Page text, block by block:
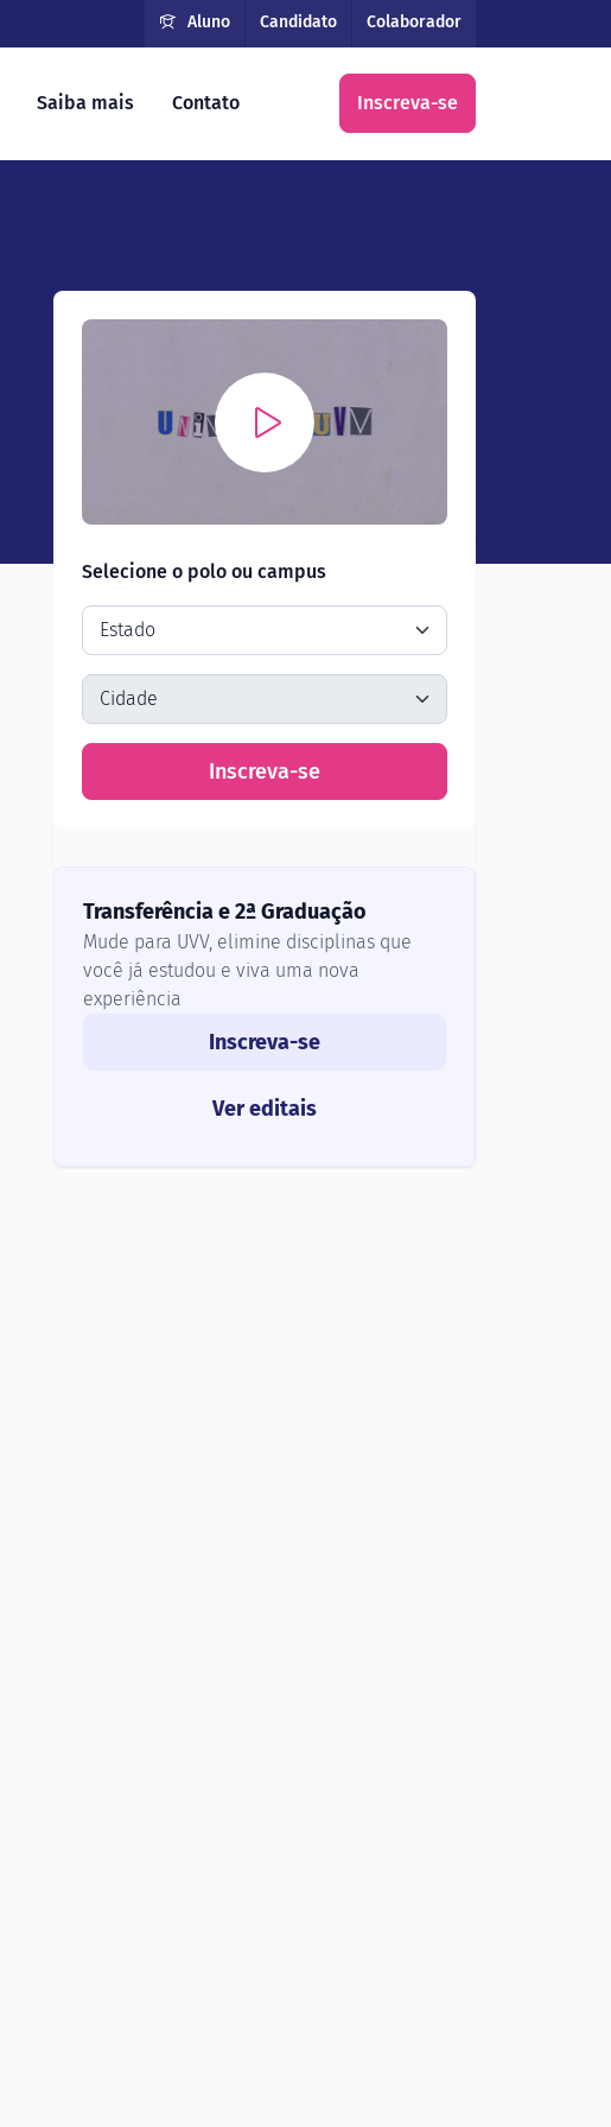
Aluno Candidato Colaborador
Saiba mais Contato Inscreva-se
Selecione o polo ou campus
Inscreva-se
Transferência e 2ª Graduação
Mude para UVV, elimine disciplinas que
você já estudou e viva uma nova
experiência
Inscreva-se
Ver editais